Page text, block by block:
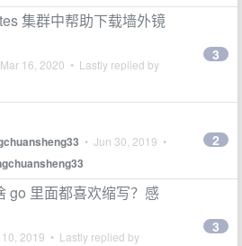
集群中帮助下载墙外镜
Mar 16, 2020 • Lastly replied by
3
• Jun 30, 2019 •
2
go 里面都喜欢缩写？感
2019 • Lastly replied by
3